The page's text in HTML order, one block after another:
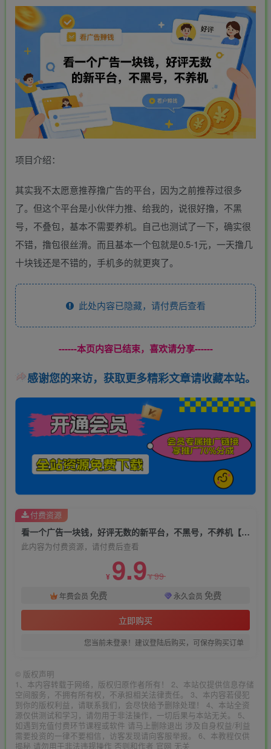
项目介绍：
其实我不太愿意推荐撸广告的平台，因为之前推荐过很多
了。但这个平台是小伙伴力推、给我的，说很好撸，不黑
号，不叠包，基本不需要养机。自己也测试了一下，确实很
不错，撸包很丝滑。而且基本一个包就是0.5-1元，一天撸几
十块钱还是不错的，手机多的就更爽了。
此处内容已隐藏，请付费后查看
------本页内容已结束，喜欢请分享------
感谢您的来访，获取更多精彩文章请收藏本站。
看一个广告一块钱，好评无数的新平台，不黑号，不养机【揭秘】
此内容为付费资源，请付费后查看
¥ 9.9¥99
年费会员 免费 永久会员 免费
立即购买
您当前未登录！建议登陆后购买，可保存购买订单
付费资源
© 版权声明
1、本内容转载于网络，版权归原作者所有！ 2、本站仅提供信息存储
空间服务，不拥有所有权，不承担相关法律责任。 3、本内容若侵犯
到你的版权利益，请联系我们，会尽快给予删除处理！ 4、本站全资
源仅供测试和学习，请勿用于非法操作，一切后果与本站无关。 5、
如遇到充值付费环节课程或软件 请马上删除退出 涉及自身权益/利益
需要投资的一律不要相信，访客发现请向客服举报。 6、本教程仅供
揭秘 请勿用于非法违规操作 否则和作者 官网 无关